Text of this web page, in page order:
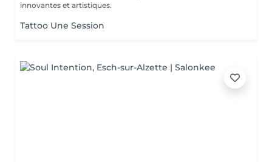
innovantes et artistiques.
Tattoo Une Session